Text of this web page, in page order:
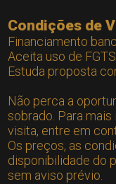
Condições de
Financiamento
Aceita uso de
Estuda proposta
Não perca a
sobrado. Para
visita, entre em
Os preços, as
disponibilidade do
sem aviso prévio.